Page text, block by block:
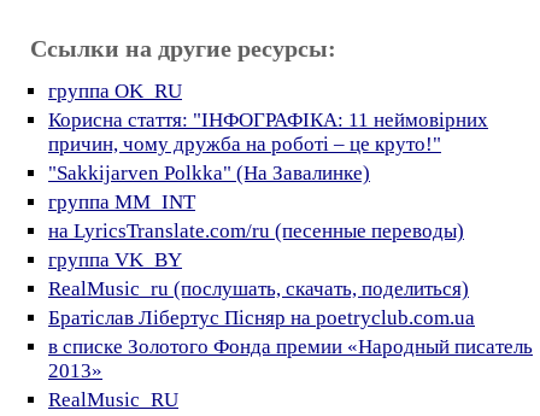
Ссылки на другие ресурсы:
группа OK_RU
Корисна стаття: "ІНФОГРАФІКА: 11 неймовірних
причин, чому дружба на роботі – це круто!"
"Sakkijarven Polkka" (На Завалинке)
группа MM_INT
на LyricsTranslate.com/ru (песенные переводы)
группа VK_BY
RealMusic_ru (послушать, скачать, поделиться)
Братіслав Лібертус Пісняр на poetryclub.com.ua
в списке Золотого Фонда премии «Народный писатель
2013»
RealMusic_RU